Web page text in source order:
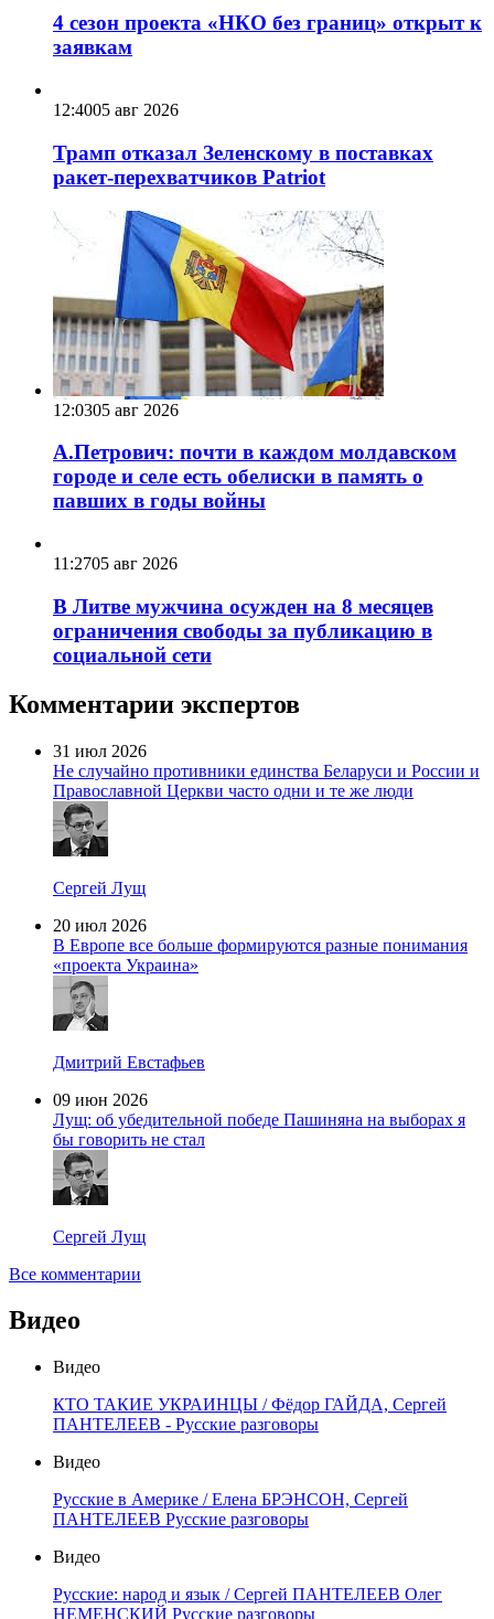
4 сезон проекта «НКО без границ» открыт к
заявкам
12:4005 авг 2026
Трамп отказал Зеленскому в поставках
ракет-перехватчиков Patriot
12:0305 авг 2026
А.Петрович: почти в каждом молдавском
городе и селе есть обелиски в память о
павших в годы войны
11:2705 авг 2026
В Литве мужчина осужден на 8 месяцев
ограничения свободы за публикацию в
социальной сети
Комментарии экспертов
31 июл 2026
Не случайно противники единства Беларуси и России и
Православной Церкви часто одни и те же люди
Сергей Лущ
20 июл 2026
В Европе все больше формируются разные понимания
«проекта Украина»
Дмитрий Евстафьев
09 июн 2026
Лущ: об убедительной победе Пашиняна на выборах я
бы говорить не стал
Сергей Лущ
Все комментарии
Видео
Видео
КТО ТАКИЕ УКРАИНЦЫ / Фёдор ГАЙДА, Сергей
ПАНТЕЛЕЕВ - Русские разговоры
Видео
Русские в Америке / Елена БРЭНСОН, Сергей
ПАНТЕЛЕЕВ Русские разговоры
Видео
Русские: народ и язык / Сергей ПАНТЕЛЕЕВ Олег
НЕМЕНСКИЙ Русские разговоры